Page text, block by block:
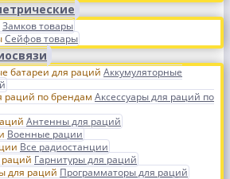
Замков товары
Сейфов товары
Аккумуляторные
Аксессуары для раций по
Антенны для раций
Военные рации
Все радиостанции
Гарнитуры для раций
Программаторы для раций